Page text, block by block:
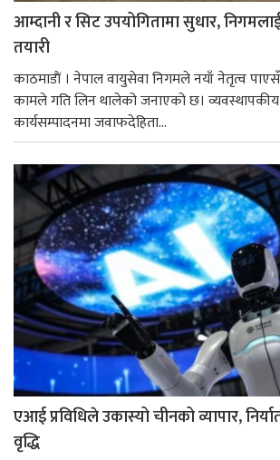
आम्दानी र सिट उपयोगितामा सुधार,
तयारी
काठमाडाैं । नेपाल वायुसेवा निगमले नयाँ नेतृत्व
कामले गति लिन थालेको जनाएको छ।
कार्यसम्पादनमा जवाफदेहिता...
एआई प्रविधिले उकास्यो चीनको व्यापार,
वृद्धि